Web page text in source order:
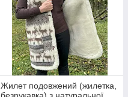
Жилет подовжений (жилетка,